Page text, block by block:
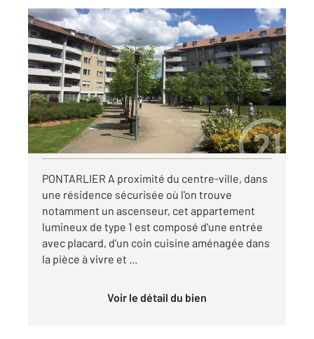
PONTARLIER 25
29,50 m2, 1 pièce
Ref : 27907
Appartement T1 à louer
635 €
par mois charges comprises
Visiter le site dédié
PONTARLIER A proximité du centre-ville, dans
une résidence sécurisée où l'on trouve
notamment un ascenseur, cet appartement
lumineux de type 1 est composé d'une entrée
avec placard, d'un coin cuisine aménagée dans
la pièce à vivre et ...
Voir le détail du bien